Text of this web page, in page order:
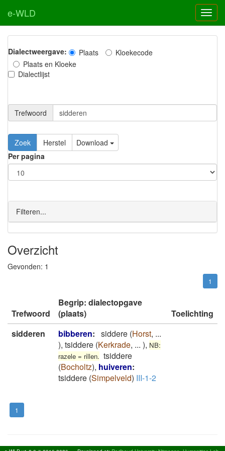
e-WLD
Dialectweergave: Plaats
Kloekecode
Plaats en Kloeke
Dialectlijst
Trefwoord
Download
Per pagina
Filteren...
Overzicht
Gevonden: 1
1
Trefwoord
Begrip: dialectopgave
(plaats)
Toelichting
sidderen
bibberen: siddere (Horst, ...
), tsiddere (Kerkrade, ... ), NB:
razele = rillen. tsiddere
(Bocholtz), huiveren:
tsiddere (Simpelveld) III-1-2
1